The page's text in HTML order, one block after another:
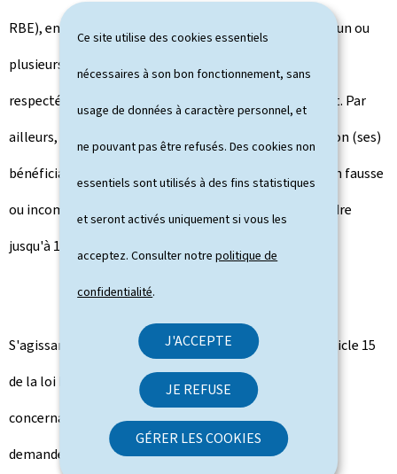
Ce site utilise des cookies essentiels
nécessaires à son bon fonctionnement, sans
usage de données à caractère personnel, et
ne pouvant pas être refusés. Des cookies non
essentiels sont utilisés à des fins statistiques
et seront activés uniquement si vous les
acceptez. Consulter notrepolitique de
confidentialité.
J'ACCEPTE
JE REFUSE
GÉRER LES COOKIES
RBE), environ 90 % des entités assujetties ont déclaré un ou
plusieurs bénéficiaire(s) effectif(s). Celles n'ayant pas
respecté cette obligation ont été signalées au parquet. Par
ailleurs, toute entité assujettie qui omet de déclarer son (ses)
bénéficiaire(s) effectif(s) ou qui dépose une déclaration fausse
ou incomplète s'expose à une amende pouvant atteindre
jusqu'à 1,25 million d'euros.
S'agissant des demandes d'exemption sur base de l'article 15
de la loi RBE, le LBR a reçu 4.028 demandes
concernaient des mineurs qui ont été acceptées. 2.412
demandes ont été refusées et 206 sont en instance